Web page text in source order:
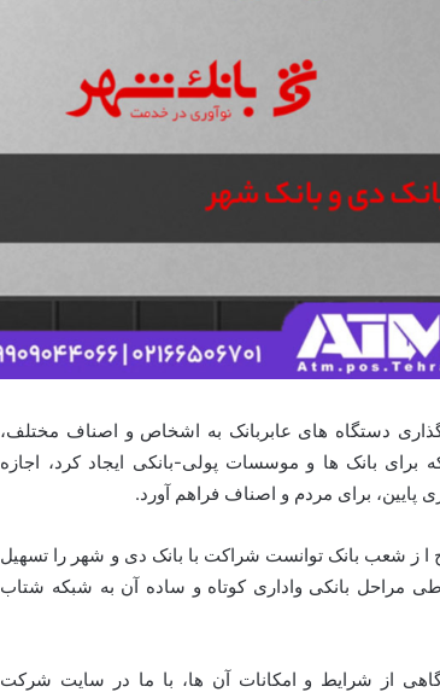
سال 1395 مبنی برا واگذاری دستگاه های عابربانک به اشخاص و اصناف مختلف،
برای بانک ها و موسسات پولی-بانکی ایجاد کرد، اجازه
پایین، برای مردم و اصناف فراهم آورد.
ا ز شعب بانک توانست شراکت با بانک دی و شهر را تسهیل
مراحل بانکی واداری کوتاه و ساده آن به شبکه شتاب
از شرایط و امکانات آن ها، با ما در سایت شرکت